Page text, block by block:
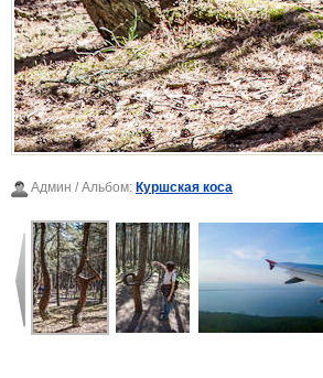
Админ / Альбом: Куршская коса